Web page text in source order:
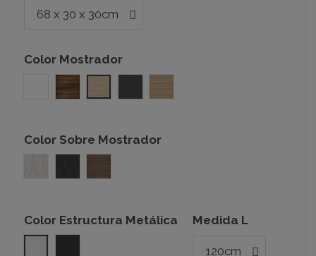
Color Mostrador
BlancoNogal
Color Sobre Mostrador
Color Estructura Metálica
Medida L